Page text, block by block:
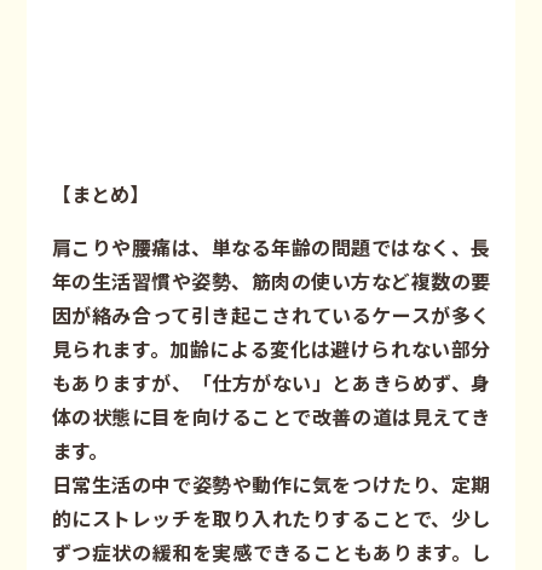
【まとめ】
肩こりや腰痛は、単なる年齢の問題ではなく、長
年の生活習慣や姿勢、筋肉の使い方など複数の要
因が絡み合って引き起こされているケースが多く
見られます。加齢による変化は避けられない部分
もありますが、「仕方がない」とあきらめず、身
体の状態に目を向けることで改善の道は見えてき
ます。
日常生活の中で姿勢や動作に気をつけたり、定期
的にストレッチを取り入れたりすることで、少し
ずつ症状の緩和を実感できることもあります。し